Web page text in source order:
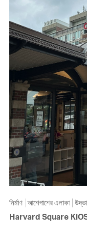
নির্মাণ আশেপাশের এলাকা
Harvard Square